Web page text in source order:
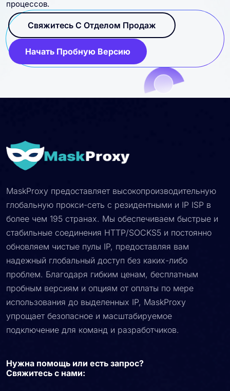
процессов.
Свяжитесь С Отделом Продаж
Начать Пробную Версию
MaskProxy предоставляет высокопроизводительную
глобальную прокси-сеть с резидентными и IP ISP в
более чем 195 странах. Мы обеспечиваем быстрые и
стабильные соединения HTTP/SOCKS5 и постоянно
обновляем чистые пулы IP, предоставляя вам
надежный глобальный доступ без каких-либо
проблем. Благодаря гибким ценам, бесплатным
пробным версиям и опциям от оплаты по мере
использования до выделенных IP, MaskProxy
упрощает безопасное и масштабируемое
подключение для команд и разработчиков.
Нужна помощь или есть запрос?
Свяжитесь с нами: